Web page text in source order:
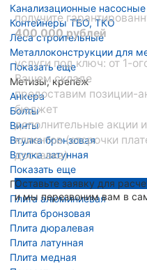
Канализационные
Контейнеры ТБО, ТКО
Леса строительные
Металлоконструкции для
Показать еще
Метизы, крепёж
Анкера
Болты
Винты
Втулка бронзовая
Втулка латунная
Показать еще
Плита металлическая
Плита алюминиевая
Плита бронзовая
Плита дюралевая
Плита латунная
Плита медная
получите
400 000 рублей
услуги под ключ: от 1-
Вашем складе
предоставим позиции-
бюджет
дополнительные акции
клиентов (отсрочки
доставка)
Оставьте заявку для
и мы перезвоним вам в